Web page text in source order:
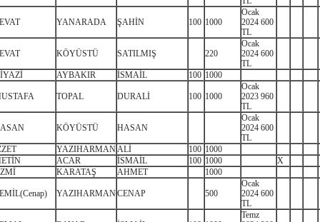
YANARADA ŞAHİN 100 1000
Ocak
2024 600
TL
KÖYÜSTÜ SATILMIŞ 220
Ocak
2024 600
TL
AYBAKIR İSMAİL 100 1000
TOPAL DURALİ 100 1000
Ocak
2023 960
TL
KÖYÜSTÜ HASAN
Ocak
2024 600
TL
YAZIHARMANALİ 100 1000
ACAR İSMAİL 100 1000
X
KARATAŞ AHMET 1000
YAZIHARMANCENAP 500
Ocak
2024 600
TL
Temz